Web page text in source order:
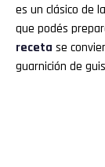
es un clásico de
que podés
receta se
guarnición de